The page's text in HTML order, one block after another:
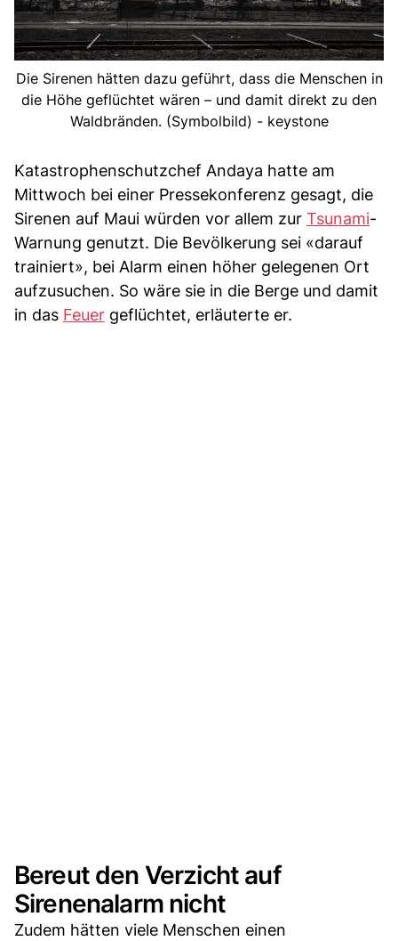
Die Sirenen hätten dazu geführt, dass die Menschen in
die Höhe geflüchtet wären – und damit direkt zu den
Waldbränden. (Symbolbild) - keystone
Katastrophenschutzchef Andaya hatte am
Mittwoch bei einer Pressekonferenz gesagt, die
Sirenen auf Maui würden vor allem zur Tsunami-
Warnung genutzt. Die Bevölkerung sei «darauf
trainiert», bei Alarm einen höher gelegenen Ort
aufzusuchen. So wäre sie in die Berge und damit
in das Feuer geflüchtet, erläuterte er.
Bereut den Verzicht auf
Sirenenalarm nicht
Zudem hätten viele Menschen einen